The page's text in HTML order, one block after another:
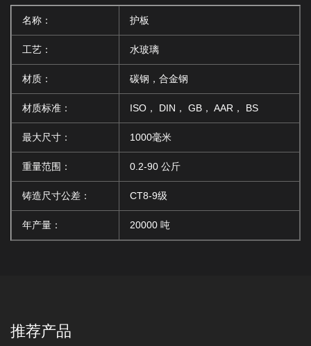
名称： 护板
工艺： 水玻璃
材质： 碳钢，合金钢
材质标准： ISO， DIN， GB， AAR， BS
最大尺寸： 1000毫米
重量范围： 0.2-90 公斤
铸造尺寸公差： CT8-9级
年产量： 20000 吨
推荐产品